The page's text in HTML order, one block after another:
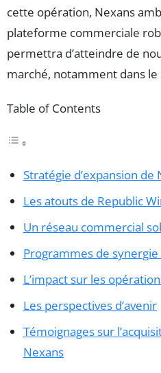
cette opération, Nexans
plateforme commerciale
permettra d’atteindre de
marché, notamment dans
Table of Contents
Stratégie d’expansion de
Les atouts de Republic
Un réseau commercial
Programmes de synergie
L’impact sur les
Les perspectives d’avenir
Témoignages sur
Nexans